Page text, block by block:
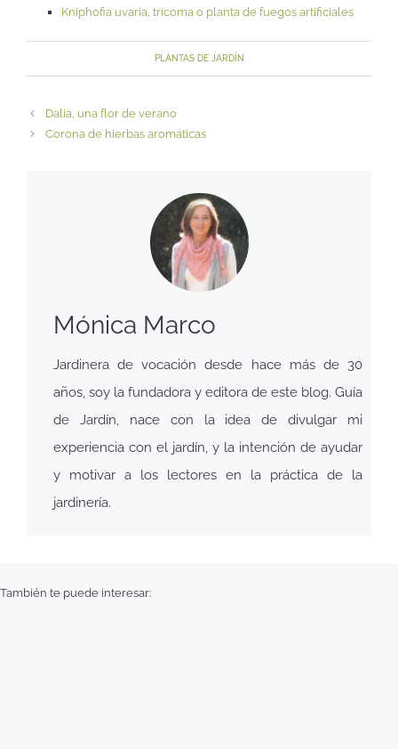
Kniphofia uvaria, tricoma o planta de fuegos artificiales
PLANTAS DE JARDÍN
Dalia, una flor de verano
Corona de hierbas aromáticas
Mónica Marco
Jardinera de vocación desde hace más de 30
años, soy la fundadora y editora de este blog. Guía
de Jardín, nace con la idea de divulgar mi
experiencia con el jardín, y la intención de ayudar
y motivar a los lectores en la práctica de la
jardinería.
También te puede interesar: